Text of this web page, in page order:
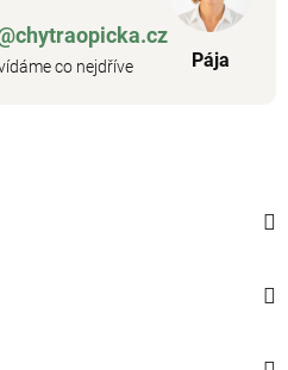
co nejdříve Pája